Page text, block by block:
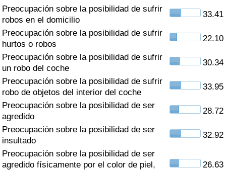
Preocupación sobre la posibilidad de sufrir
robos en el domicilio
33.41
Preocupación sobre la posibilidad de sufrir
hurtos o robos
22.10
Preocupación sobre la posibilidad de sufrir
un robo del coche
30.34
Preocupación sobre la posibilidad de sufrir
robo de objetos del interior del coche
33.95
Preocupación sobre la posibilidad de ser
agredido
28.72
Preocupación sobre la posibilidad de ser
insultado
32.92
Preocupación sobre la posibilidad de ser
agredido físicamente por el color de piel,
26.63
Índice de Sanidad (Actual)
Índice de Sanidad
Índice de Sanidad por País
Contaminación
Índice de Contaminación (Actual)